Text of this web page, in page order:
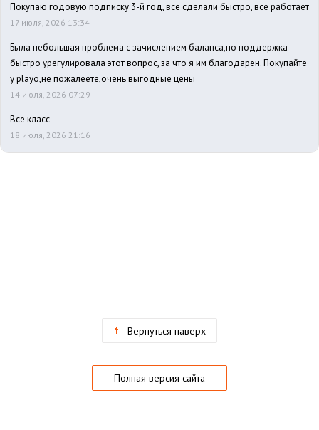
Покупаю годовую подписку 3-й год, все сделали быстро, все работает
17 июля, 2026 13:34
Была небольшая проблема с зачислением баланса,но поддержка
быстро урегулировала этот вопрос, за что я им благодарен. Покупайте
у playo,не пожалеете,очень выгодные цены
14 июля, 2026 07:29
Все класс
18 июля, 2026 21:16
Вернуться наверх
Полная версия сайта